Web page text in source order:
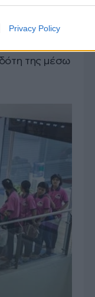
Privacy Policy
της μέσω